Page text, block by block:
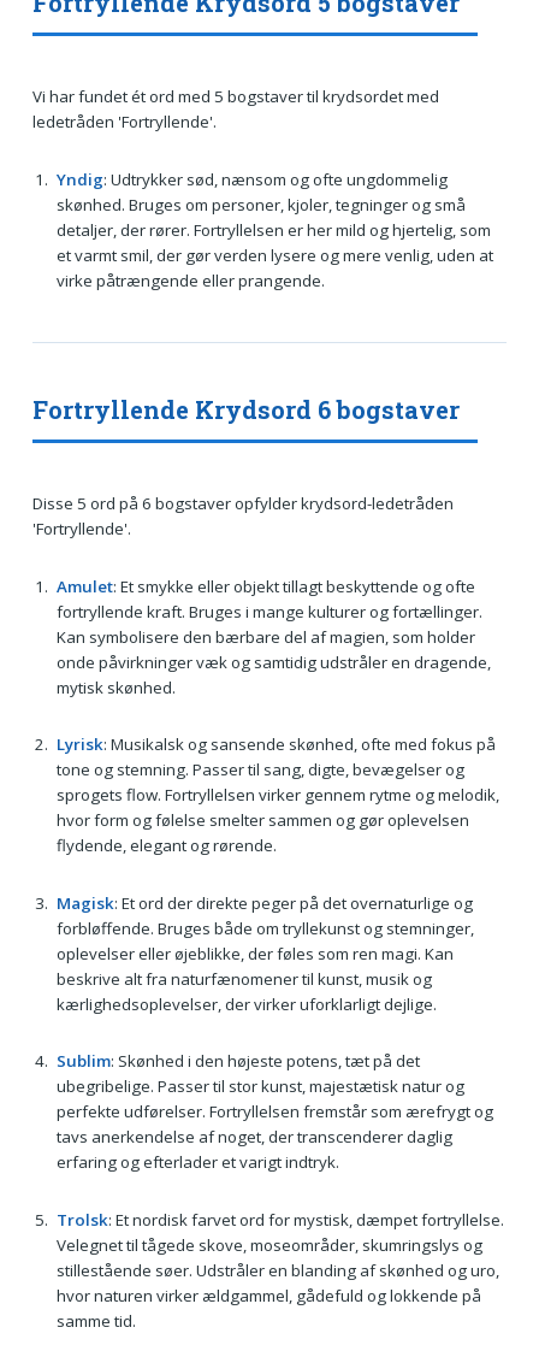
Vi har fundet ét ord med 5 bogstaver til krydsordet med
ledetråden 'Fortryllende'.
Yndig: Udtrykker sød, nænsom og ofte ungdommelig
skønhed. Bruges om personer, kjoler, tegninger og små
detaljer, der rører. Fortryllelsen er her mild og hjertelig, som
et varmt smil, der gør verden lysere og mere venlig, uden at
virke påtrængende eller prangende.
Fortryllende Krydsord 6 bogstaver
Disse 5 ord på 6 bogstaver opfylder krydsord-ledetråden
'Fortryllende'.
Amulet: Et smykke eller objekt tillagt beskyttende og ofte
fortryllende kraft. Bruges i mange kulturer og fortællinger.
Kan symbolisere den bærbare del af magien, som holder
onde påvirkninger væk og samtidig udstråler en dragende,
mytisk skønhed.
Lyrisk: Musikalsk og sansende skønhed, ofte med fokus på
tone og stemning. Passer til sang, digte, bevægelser og
sprogets flow. Fortryllelsen virker gennem rytme og melodik,
hvor form og følelse smelter sammen og gør oplevelsen
flydende, elegant og rørende.
Magisk: Et ord der direkte peger på det overnaturlige og
forbløffende. Bruges både om tryllekunst og stemninger,
oplevelser eller øjeblikke, der føles som ren magi. Kan
beskrive alt fra naturfænomener til kunst, musik og
kærlighedsoplevelser, der virker uforklarligt dejlige.
Sublim: Skønhed i den højeste potens, tæt på det
ubegribelige. Passer til stor kunst, majestætisk natur og
perfekte udførelser. Fortryllelsen fremstår som ærefrygt og
tavs anerkendelse af noget, der transcenderer daglig
erfaring og efterlader et varigt indtryk.
Trolsk: Et nordisk farvet ord for mystisk, dæmpet fortryllelse.
Velegnet til tågede skove, moseområder, skumringslys og
stillestående søer. Udstråler en blanding af skønhed og uro,
hvor naturen virker ældgammel, gådefuld og lokkende på
samme tid.